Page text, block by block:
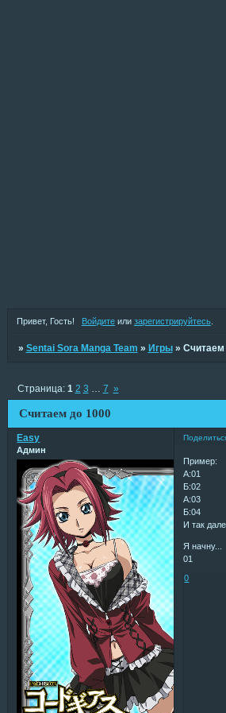
Привет, Гость! Войдитеили зарегистрируйтесь.
» Sentai Sora Manga Team » Игры » Считаем
Считаем до 1000
Страница: 1 2 3 … 7 »
Easy
Админ
Пример:
А:01
Б:02
А:03
Б:04
И так
Я начну...
01
0